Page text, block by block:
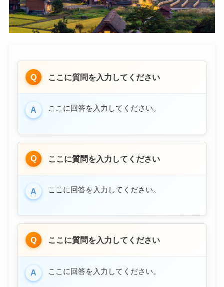
Q ここに質問を入力してください
A ここに回答を入力してください。
Q ここに質問を入力してください
A ここに回答を入力してください。
Q ここに質問を入力してください
A ここに回答を入力してください。